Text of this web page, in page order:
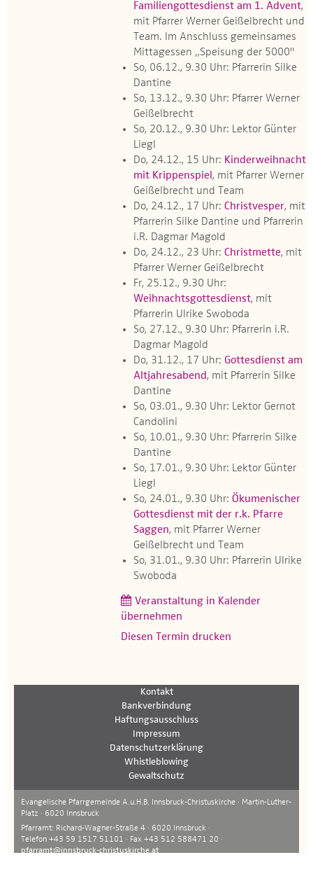
Familiengottesdienst am 1. Advent,
mit Pfarrer Werner Geißelbrecht und
Team. Im Anschluss gemeinsames
Mittagessen „Speisung der 5000"
So, 06.12., 9.30 Uhr: Pfarrerin Silke
Dantine
So, 13.12., 9.30 Uhr: Pfarrer Werner
Geißelbrecht
So, 20.12., 9.30 Uhr: Lektor Günter
Liegl
Do, 24.12., 15 Uhr: Kinderweihnacht
mit Krippenspiel , mit Pfarrer Werner
Geißelbrecht und Team
Do, 24.12., 17 Uhr: Christvesper, mit
Pfarrerin Silke Dantine und Pfarrerin
i.R. Dagmar Magold
Do, 24.12., 23 Uhr: Christmette, mit
Pfarrer Werner Geißelbrecht
Fr, 25.12., 9.30 Uhr:
Weihnachtsgottesdienst, mit
Pfarrerin Ulrike Swoboda
So, 27.12., 9.30 Uhr: Pfarrerin i.R.
Dagmar Magold
Do, 31.12., 17 Uhr: Gottesdienst am
Altjahresabend, mit Pfarrerin Silke
Dantine
So, 03.01., 9.30 Uhr: Lektor Gernot
Candolini
So, 10.01., 9.30 Uhr: Pfarrerin Silke
Dantine
So, 17.01., 9.30 Uhr: Lektor Günter
Liegl
So, 24.01., 9.30 Uhr: Ökumenischer
Gottesdienst mit der r.k. Pfarre
Saggen, mit Pfarrer Werner
Geißelbrecht und Team
So, 31.01., 9.30 Uhr: Pfarrerin Ulrike
Swoboda
Veranstaltung in Kalender
übernehmen
Diesen Termin drucken
Kontakt
Bankverbindung
Haftungsausschluss
Impressum
Datenschutzerklärung
Whistleblowing
Gewaltschutz
Evangelische Pfarrgemeinde A.u.H.B. Innsbruck-Christuskirche · Martin-Luther-
Platz · 6020 Innsbruck
Pfarramt: Richard-Wagner-Straße 4 · 6020 Innsbruck ·
Telefon +43 59 1517 51101 · Fax +43 512 588471 20 ·
pfarramt@innsbruck-christuskirche.at